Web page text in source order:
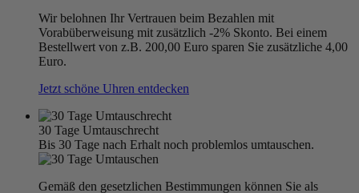
Wir belohnen Ihr Vertrauen beim Bezahlen mit
Vorabüberweisung mit zusätzlich -2% Skonto. Bei einem
Bestellwert von z.B. 200,00 Euro sparen Sie zusätzliche 4,00
Euro.
Jetzt schöne Uhren entdecken
30 Tage Umtauschrecht
Bis 30 Tage nach Erhalt noch problemlos umtauschen.
Gemäß den gesetzlichen Bestimmungen können Sie als